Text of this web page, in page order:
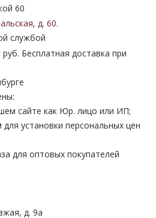
60
, д. 60.
службой
Бесплатная доставка при
сайте как Юр. лицо или ИП;
установки персональных цен
для оптовых покупателей
д. 9а